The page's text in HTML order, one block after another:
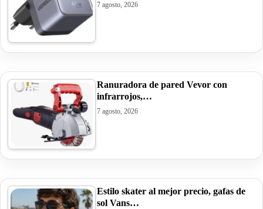
7 agosto, 2026
Ranuradora de pared Vevor con
infrarrojos,…
7 agosto, 2026
Estilo skater al mejor precio, gafas de
sol Vans…